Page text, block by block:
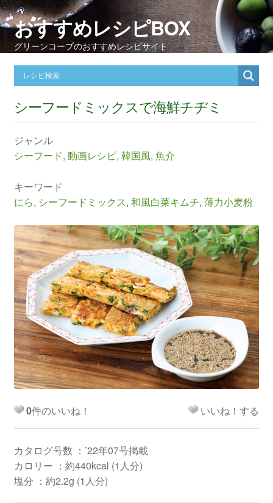
おすすめレシピBOX
グリーンコープのおすすめレシピサイト
シーフードミックスで海鮮チヂミ
ジャンル
シーフード, 動画レシピ, 韓国風, 魚介
キーワード
にら, シーフードミックス, 和風白菜キムチ, 薄力小麦粉
0件のいいね！ いいね！する
カタログ号数 ：’22年07号掲載
カロリー ：約440kcal (1人分)
塩分 ：約2.2g (1人分)